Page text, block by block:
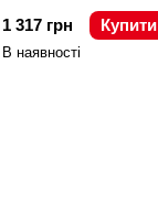
1 317 грн
Купити
В наявності